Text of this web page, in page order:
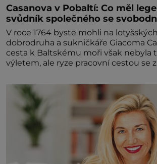
Casanova v Pobaltí: Co měl
svůdník společného se
V roce 1764 byste mohli na
dobrodruha a sukničkáře Giacoma
cesta k Baltskému moři však nebyla
výletem, ale ryze pracovní cestou se
procházel uličkami lotyšské Rigy?
kontaktoval tamní zednářské lóže.
oblasti žádným nováčkem, protože